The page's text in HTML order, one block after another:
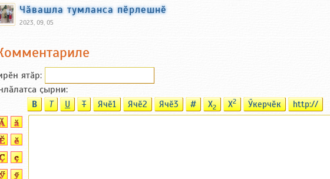
Чӑвашла тумланса пӗрлешнӗ
2023, 09, 05
ятӑp:
ҫырни:
B T U T Ячӗ1 Ячӗ2 Ячӗ3 # X2 X2 Ӳкерчӗк http://